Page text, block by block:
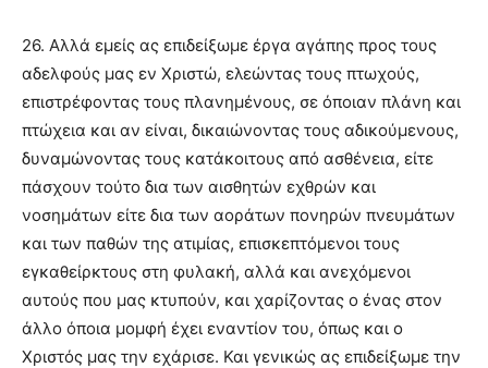
26. Αλλά εμείς ας επιδείξωμε έργα αγάπης προς τους
αδελφούς μας εν Χριστώ, ελεώντας τους πτωχούς,
επιστρέφοντας τους πλανημένους, σε όποιαν πλάνη και
πτώχεια και αν είναι, δικαιώνοντας τους αδικούμενους,
δυναμώνοντας τους κατάκοιτους από ασθένεια, είτε
πάσχουν τούτο δια των αισθητών εχθρών και
νοσημάτων είτε δια των αοράτων πονηρών πνευμάτων
και των παθών της ατιμίας, επισκεπτόμενοι τους
εγκαθείρκτους στη φυλακή, αλλά και ανεχόμενοι
αυτούς που μας κτυπούν, και χαρίζοντας ο ένας στον
άλλο όποια μομφή έχει εναντίον του, όπως και ο
Χριστός μας την εχάρισε. Και γενικώς ας επιδείξωμε την